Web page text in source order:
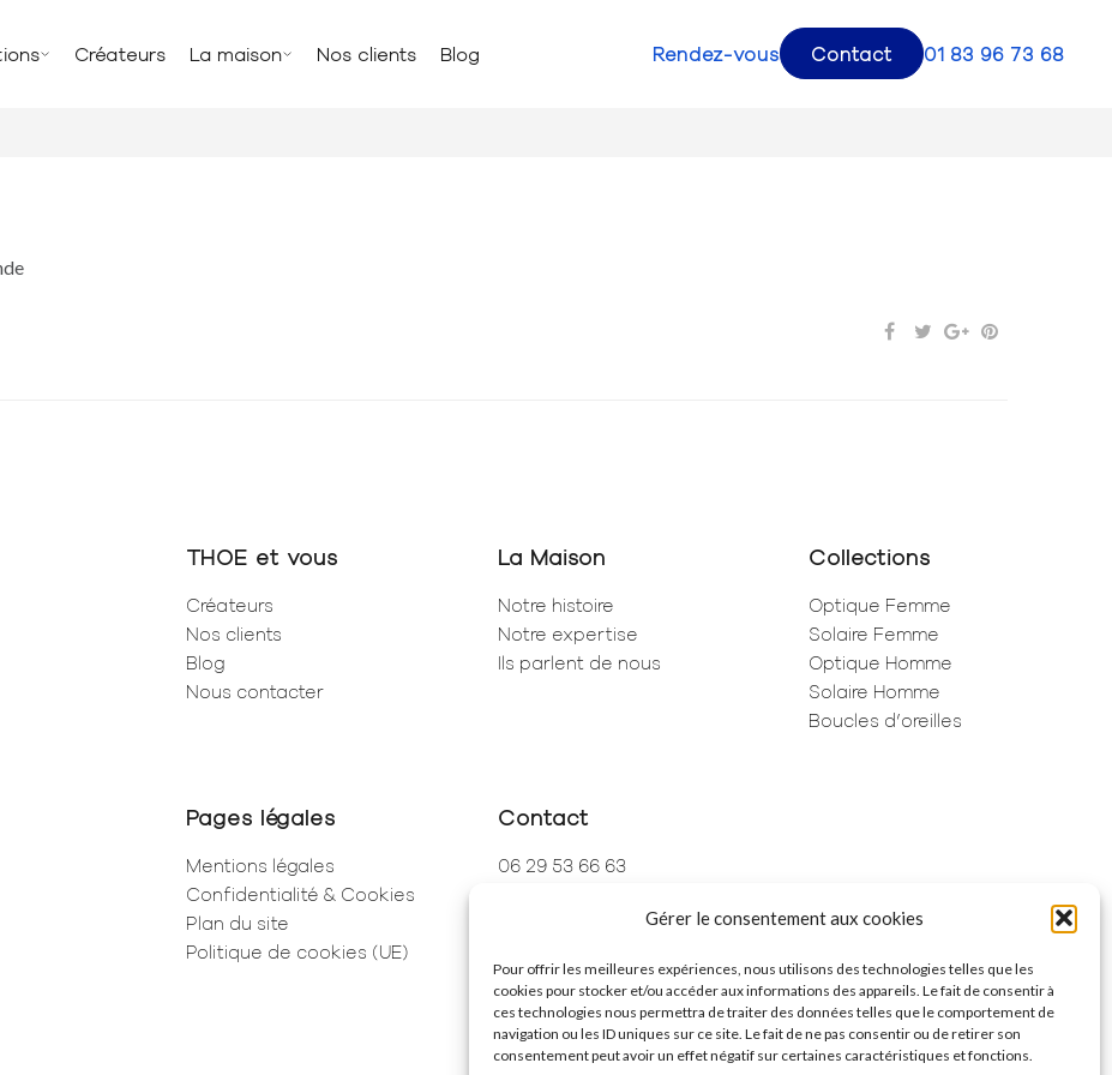
Gérer le consentement aux cookies
Pour offrir les meilleures expériences, nous utilisons des technologies telles que les
cookies pour stocker et/ou accéder aux informations des appareils. Le fait de consentir à
ces technologies nous permettra de traiter des données telles que le comportement de
navigation ou les ID uniques sur ce site. Le fait de ne pas consentir ou de retirer son
consentement peut avoir un effet négatif sur certaines caractéristiques et fonctions.
Créateurs La maison Nos clients Blog Rendez-vous Contact 01 83 96 73 68
THOE et vous
Créateurs
Nos clients
Blog
Nous contacter
La Maison
Notre histoire
Notre expertise
Ils parlent de nous
Collections
Optique Femme
Solaire Femme
Optique Homme
Solaire Homme
Boucles d’oreilles
Pages légales
Mentions légales
Confidentialité & Cookies
Plan du site
Politique de cookies (UE)
Contact
06 29 53 66 63
250 Rue de Rivoli